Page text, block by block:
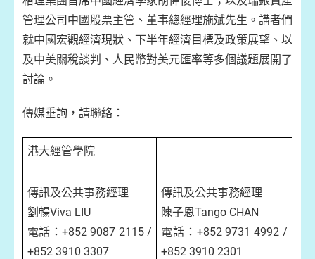
管理公司中國股票主管、董事總經理施斌先生。講者們
就中國宏觀經濟現狀、下半年經濟目標及政策展望、以
及中美關稅談判、人民幣對美元匯率等多個議題展開了
討論。
傳媒垂詢，請聯絡：
港大經管學院
傳訊及公共事務經理
劉暢Viva LIU
電話：+852 9087 2115 /
+852 3910 3307
傳訊及公共事務經理
陳子恩Tango CHAN
電話：+852 9731 4992 /
+852 3910 2301